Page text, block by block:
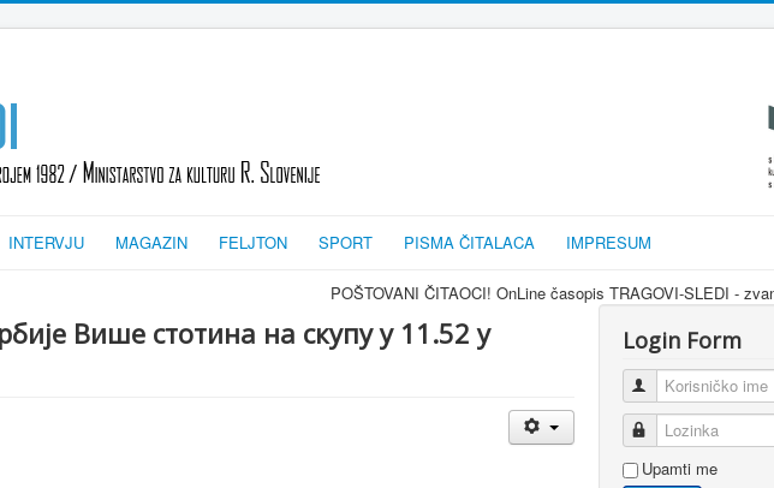
INTERVJU MAGAZIN FELJTON SPORT PISMA ČITALACA IMPRESUM
POŠTOVANI ČITAOCI! OnLine časopis TRAGOVI-SLEDI - zvanično
Више стотина на скупу у 11.52 у
Login Form
Korisničko ime
Lozinka
Upamti me